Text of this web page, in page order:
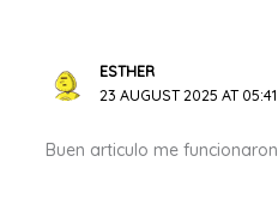
ESTHER
23 AUGUST 2025 AT 05:41
Buen articulo me funcionaron